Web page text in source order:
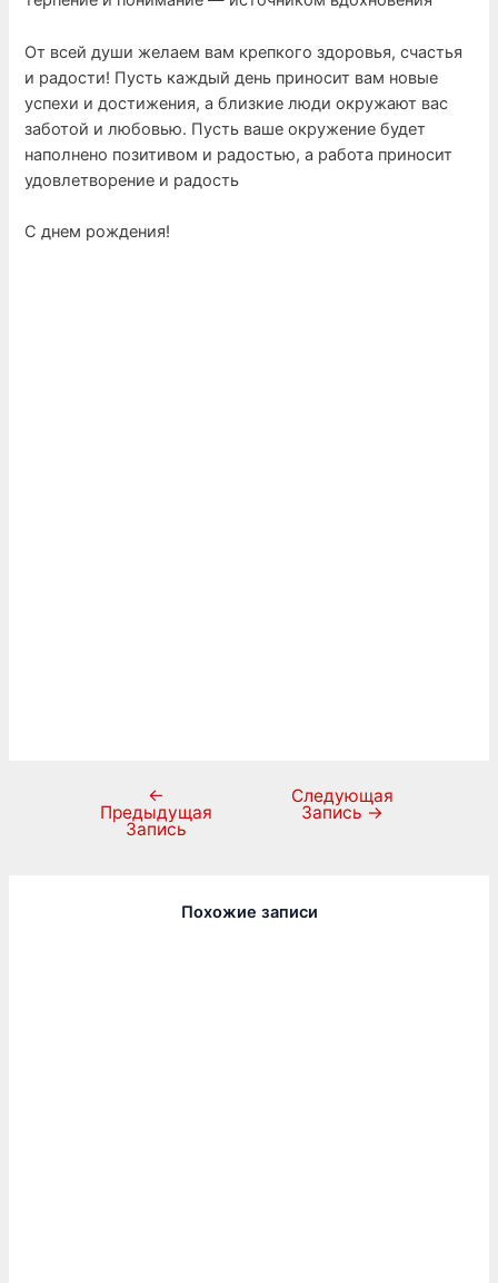
От всей души желаем вам крепкого здоровья, счастья
и радости! Пусть каждый день приносит вам новые
успехи и достижения, а близкие люди окружают вас
заботой и любовью. Пусть ваше окружение будет
наполнено позитивом и радостью, а работа приносит
удовлетворение и радость
С днем рождения!
←
Предыдущая
Запись
Следующая
Запись →
Похожие записи